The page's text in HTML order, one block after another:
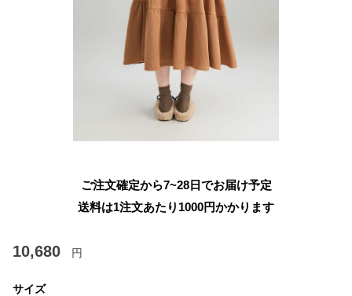
ご注文確定から7~28日でお届け予定
送料は1注文あたり 1000円かかります
10,680 円
サイズ